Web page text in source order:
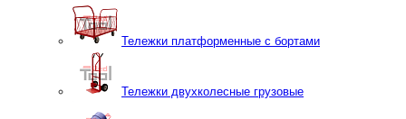
Тележки платформенные с бортами
Тележки двухколесные грузовые